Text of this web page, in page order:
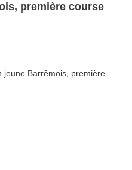
première course